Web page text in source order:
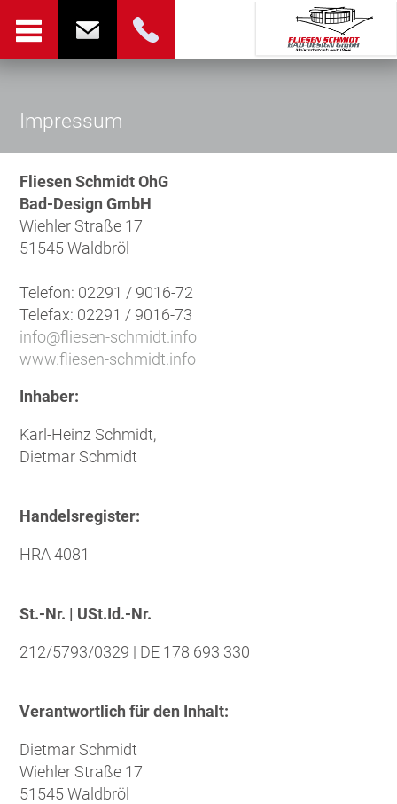
Impressum
Fliesen Schmidt OhG
Bad-Design GmbH
Wiehler Straße 17
51545 Waldbröl
Telefon: 02291 / 9016-72
Telefax: 02291 / 9016-73
info@fliesen-schmidt.info
www.fliesen-schmidt.info
Inhaber:
Karl-Heinz Schmidt,
Dietmar Schmidt
Handelsregister:
HRA 4081
St.-Nr. | USt.Id.-Nr.
212/5793/0329 | DE 178 693 330
Verantwortlich für den Inhalt:
Dietmar Schmidt
Wiehler Straße 17
51545 Waldbröl